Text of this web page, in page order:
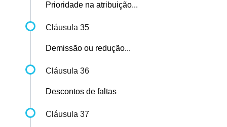
Prioridade na atribuição...
Cláusula 35
Demissão ou redução...
Cláusula 36
Descontos de faltas
Cláusula 37